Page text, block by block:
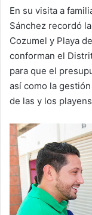
En su visita a
Sánchez recordó
Cozumel y Playa
conforman el
para que el
así como la
de las y los